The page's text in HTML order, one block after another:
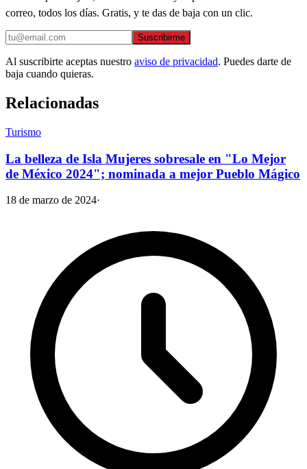
correo, todos los días. Gratis, y te das de baja con un clic.
Suscribirme
Al suscribirte aceptas nuestro aviso de privacidad. Puedes darte de
baja cuando quieras.
Relacionadas
Turismo
La belleza de Isla Mujeres sobresale en "Lo Mejor
de México 2024"; nominada a mejor Pueblo Mágico
18 de marzo de 2024·